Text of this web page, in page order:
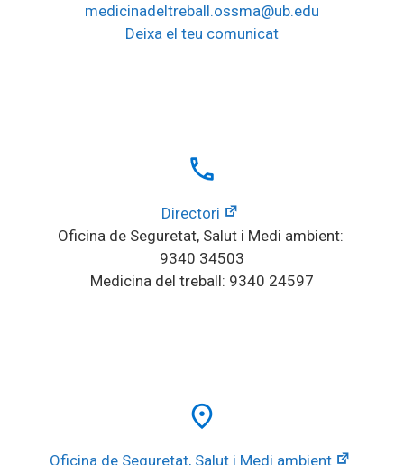
medicinadeltreball.ossma@ub.edu
Deixa el teu comunicat
local_phone
Directori
Oficina de Seguretat, Salut i Medi ambient:
9340 34503
Medicina del treball: 9340 24597
place
Oficina de Seguretat, Salut i Medi ambient